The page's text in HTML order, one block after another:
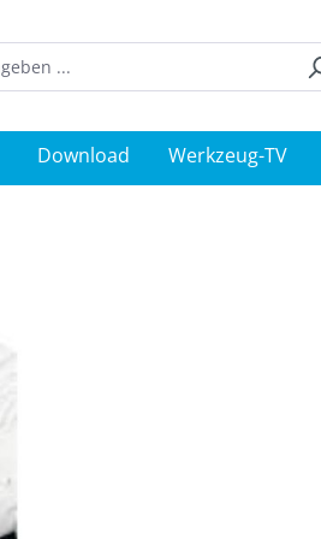
Download Werkzeug-TV